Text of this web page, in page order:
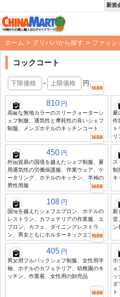
新規
ホーム > アリババから探す > ファッシ
コックコート
- 円
810 円
高級な無地カラーのスリークォーターシ
ェフ制服、通気性と摩耗性の良いシェフ
制服、メンズホテルのキッチンコート
夏
作
リ
450 円
外国貿易の国境を越えたシェフ制服、夏
用通気性の労働保護服、作業ウェア、ケ
ータリング、ホテルのキッチン、半袖の
男性用服
ス
制
キ
108 円
国境を越えたシェフエプロン、ホテルの
レストラン、カフェテリアの作業服、エ
プロン、カフェ、ダイニングレストラ
ン、男女ともにホルターネックエプロン
新
堂
ン
405 円
男女用フルバックシェフ制服、女性用半
袖、ホテルのカフェテリア、幼稚園のキ
ッチン、作業着、女性用の卸売品
ホ
ェ
ッ
ダ
ト